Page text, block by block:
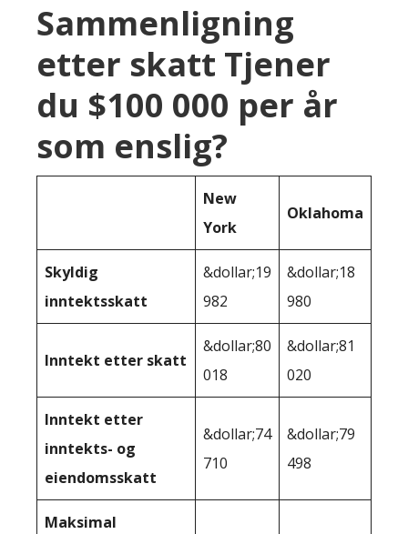
Sammenligning
etter skatt Tjener
du $100 000 per år
som enslig?
New
York
Oklahoma
Skyldig
inntektsskatt
&dollar;19
982
&dollar;18
980
Inntekt etter skatt
&dollar;80
018
&dollar;81
020
Inntekt etter
inntekts- og
eiendomsskatt
&dollar;74
710
&dollar;79
498
Maksimal